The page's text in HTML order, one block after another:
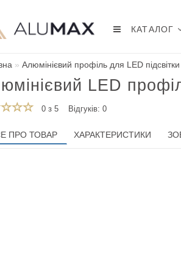
КАТАЛОГ
Алюмінієвий профіль для LED підсвітки
LED
0 з 5 Відгуків: 0
ПРО ТОВАР ХАРАКТЕРИСТИКИ